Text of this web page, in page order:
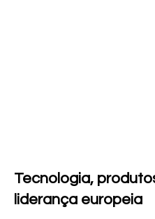
Tecnologia,
liderança europeia